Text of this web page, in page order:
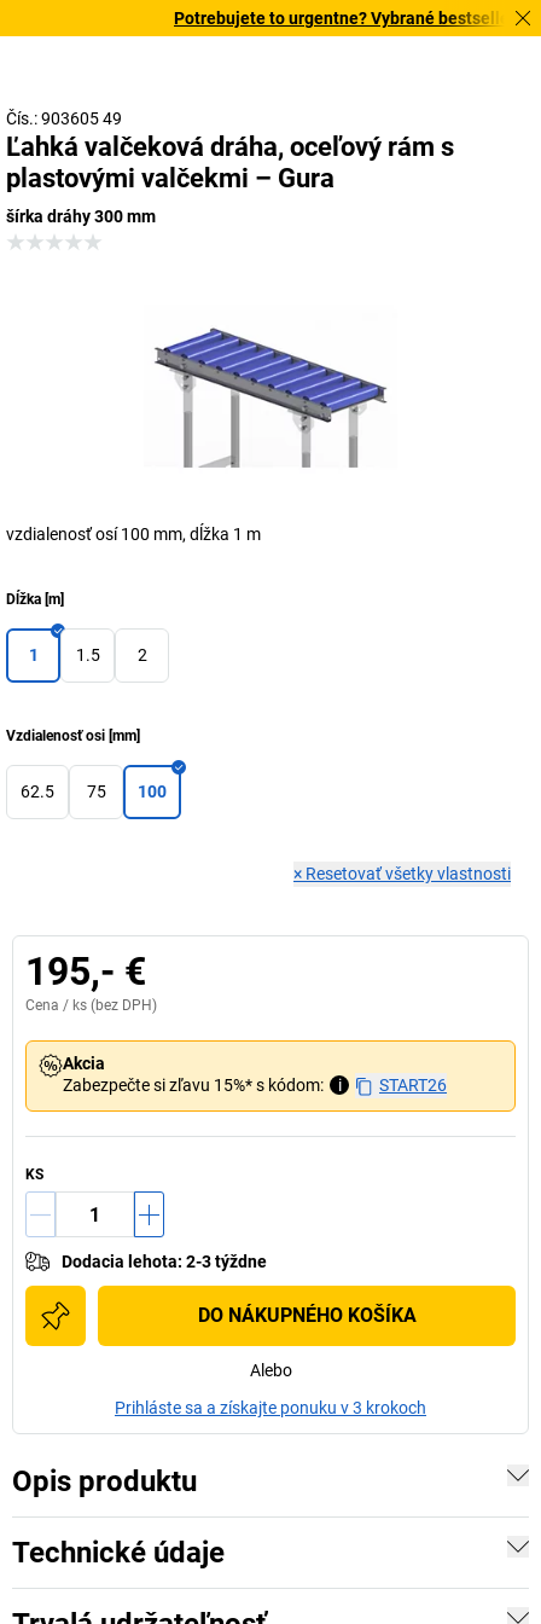
Potrebujete to urgentne? Vybrané bestsellery
Čís.: 903605 49
Ľahká valčeková dráha, oceľový rám s
plastovými valčekmi – Gura
šírka dráhy 300 mm
vzdialenosť osí 100 mm, dĺžka 1 m
Dĺžka [m]
1 1.5 2
Vzdialenosť osi [mm]
62.5 75 100
× Resetovať všetky vlastnosti
195,- €
Cena / ks (bez DPH)
Akcia
Zabezpečte si zľavu 15%* s kódom:
i START26
KS
Dodacia lehota: 2-3 týždne
DO NÁKUPNÉHO KOŠÍKA
Alebo
Prihláste sa a získajte ponuku v 3 krokoch
Opis produktu
Technické údaje